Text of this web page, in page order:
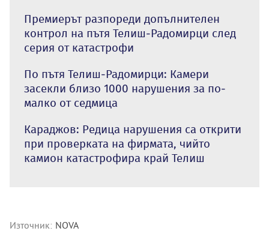
Премиерът разпореди допълнителен
контрол на пътя Телиш-Радомирци след
серия от катастрофи
По пътя Телиш-Радомирци: Камери
засекли близо 1000 нарушения за по-
малко от седмица
Караджов: Редица нарушения са открити
при проверката на фирмата, чийто
камион катастрофира край Телиш
Източник: NOVA